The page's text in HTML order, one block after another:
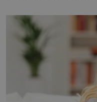
se na koloběžce a den
Velkých Losinách